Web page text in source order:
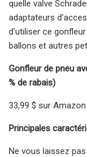
quelle valve
adaptateurs
d'utiliser ce
ballons et autres
Gonfleur de pneu
% de rabais)
33,99 $ sur Amazon
Principales
Ne vous laissez